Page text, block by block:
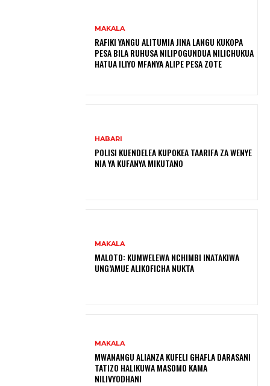
MAKALA
RAFIKI YANGU ALITUMIA JINA LANGU KUKOPA
PESA BILA RUHUSA NILIPOGUNDUA NILICHUKUA
HATUA ILIYO MFANYA ALIPE PESA ZOTE
HABARI
POLISI KUENDELEA KUPOKEA TAARIFA ZA WENYE
NIA YA KUFANYA MIKUTANO
MAKALA
MALOTO: KUMWELEWA NCHIMBI INATAKIWA
UNG’AMUE ALIKOFICHA NUKTA
MAKALA
MWANANGU ALIANZA KUFELI GHAFLA DARASANI
TATIZO HALIKUWA MASOMO KAMA
NILIVYODHANI